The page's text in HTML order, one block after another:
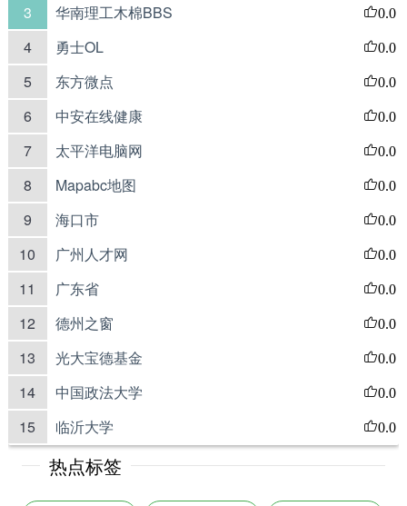
3 华南理工木棉BBS 0.0
4 勇士OL 0.0
5 东方微点 0.0
6 中安在线健康 0.0
7 太平洋电脑网 0.0
8 Mapabc地图 0.0
9 海口市 0.0
10 广州人才网 0.0
11 广东省 0.0
12 德州之窗 0.0
13 光大宝德基金 0.0
14 中国政法大学 0.0
15 临沂大学 0.0
热点标签